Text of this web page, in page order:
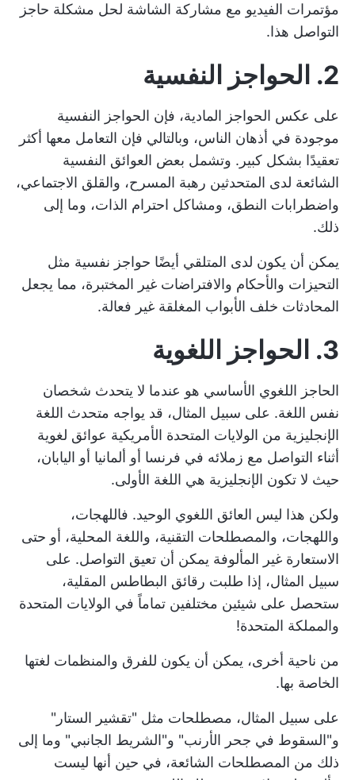
مؤتمرات الفيديو مع مشاركة الشاشة لحل مشكلة حاجز
التواصل هذا.
2. الحواجز النفسية
على عكس الحواجز المادية، فإن الحواجز النفسية
موجودة في أذهان الناس، وبالتالي فإن التعامل معها أكثر
تعقيدًا بشكل كبير. وتشمل بعض العوائق النفسية
الشائعة لدى المتحدثين رهبة المسرح، والقلق الاجتماعي،
واضطرابات النطق، ومشاكل احترام الذات، وما إلى
ذلك.
يمكن أن يكون لدى المتلقي أيضًا حواجز نفسية مثل
التحيزات والأحكام والافتراضات غير المختبرة، مما يجعل
المحادثات خلف الأبواب المغلقة غير فعالة.
3. الحواجز اللغوية
الحاجز اللغوي الأساسي هو عندما لا يتحدث شخصان
نفس اللغة. على سبيل المثال، قد يواجه متحدث اللغة
الإنجليزية من الولايات المتحدة الأمريكية عوائق لغوية
أثناء التواصل مع زملائه في فرنسا أو ألمانيا أو اليابان،
حيث لا تكون الإنجليزية هي اللغة الأولى.
ولكن هذا ليس العائق اللغوي الوحيد. فاللهجات،
واللهجات، والمصطلحات التقنية، واللغة المحلية، أو حتى
الاستعارة غير المألوفة يمكن أن تعيق التواصل. على
سبيل المثال، إذا طلبت رقائق البطاطس المقلية،
ستحصل على شيئين مختلفين تماماً في الولايات المتحدة
والمملكة المتحدة!
من ناحية أخرى، يمكن أن يكون للفرق والمنظمات لغتها
الخاصة بها.
على سبيل المثال، مصطلحات مثل "تقشير الستار"
و"السقوط في جحر الأرنب" و"الشريط الجانبي" وما إلى
ذلك من المصطلحات الشائعة، في حين أنها ليست